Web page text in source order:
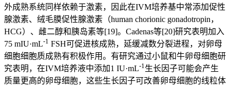
外成熟系统同样依赖于激素，因此在IVM培养基中常添加促性
腺激素、绒毛膜促性腺激素（human chorionic gonadotropin，
HCG）、雌二醇和胰岛素等[19]。Cadenas等[20]研究表明加入
75 mIU·mL-1 FSH可促进核成熟，延缓减数分裂进程，对卵母
细胞细胞质成熟有积极作用。有研究通过小鼠和牛卵母细胞研
究表明，在IVM培养液中添加1 IU·mL-1 生长因子可能会产生
质量更高的卵母细胞，这些生长因子可改善卵母细胞的线粒体